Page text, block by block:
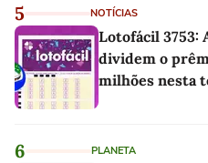
5 NOTÍCIAS
Lotofácil 3753:
dividem o
milhões nesta
6 PLANETA